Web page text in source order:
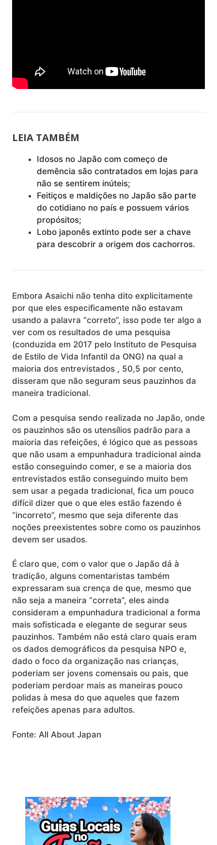
LEIA TAMBÉM
Idosos no Japão com começo de
demência são contratados em lojas para
não se sentirem inúteis;
Feitiços e maldições no Japão são parte
do cotidiano no país e possuem vários
propósitos;
Lobo japonês extinto pode ser a chave
para descobrir a origem dos cachorros.
Embora Asaichi não tenha dito explicitamente
por que eles especificamente não estavam
usando a palavra “correto”, isso pode ter algo a
ver com os resultados de uma pesquisa
(conduzida em 2017 pelo Instituto de Pesquisa
de Estilo de Vida Infantil da ONG) na qual a
maioria dos entrevistados , 50,5 por cento,
disseram que não seguram seus pauzinhos da
maneira tradicional.
Com a pesquisa sendo realizada no Japão, onde
os pauzinhos são os utensílios padrão para a
maioria das refeições, é lógico que as pessoas
que não usam a empunhadura tradicional ainda
estão conseguindo comer, e se a maioria dos
entrevistados estão conseguindo muito bem
sem usar a pegada tradicional, fica um pouco
difícil dizer que o que eles estão fazendo é
“incorreto”, mesmo que seja diferente das
noções preexistentes sobre como os pauzinhos
devem ser usados.
É claro que, com o valor que o Japão dá à
tradição, alguns comentaristas também
expressaram sua crença de que, mesmo que
não seja a maneira “correta”, eles ainda
consideram a empunhadura tradicional a forma
mais sofisticada e elegante de segurar seus
pauzinhos. Também não está claro quais eram
os dados demográficos da pesquisa NPO e,
dado o foco da organização nas crianças,
poderiam ser jovens comensais ou pais, que
poderiam perdoar mais as maneiras pouco
polidas à mesa do que aqueles que fazem
refeições apenas para adultos.
Fonte: All About Japan